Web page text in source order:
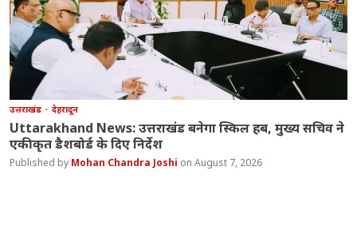
उत्तराखंड देहरादून
Uttarakhand News: उत्तराखंड बनेगा स्किल हब, मुख्य सचिव ने
एकीकृत डैशबोर्ड के दिए निर्देश
Mohan Chandra Joshi August 7, 2026